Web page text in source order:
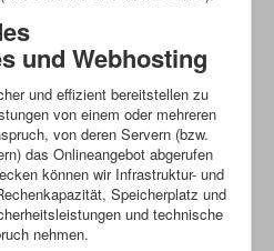
und Webhosting
und effizient bereitstellen zu
von einem oder mehreren
von deren Servern (bzw.
das Onlineangebot abgerufen
können wir Infrastruktur- und
Speicherplatz und
und technische
nehmen.